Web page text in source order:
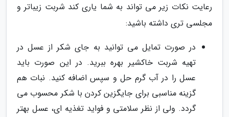
رعایت نکات زیر می تواند به شما یاری کند شربت زیباتر و
مجلسی تری داشته باشید:
در صورت تمایل می توانید به جای شکر از عسل در
تهیه شربت خاکشیر بهره ببرید. در این صورت باید
عسل را در آب گرم حل و سپس اضافه کنید. نبات هم
گزینه مناسبی برای جایگزین کردن با شکر محسوب می
گردد. ولی از نظر سلامتی و فواید تغذیه ای، عسل بهتر